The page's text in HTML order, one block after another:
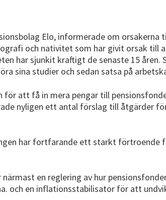
Elo, informerade om
och nativitet som har givit orsak till
har sjunkit kraftigt de senaste 15
sina studier och sedan satsa på
för att få in mera pengar till
nyligen ett antal förslag till åtgärder
har fortfarande ett starkt
en reglering av hur
och en inflationsstabilisator för att